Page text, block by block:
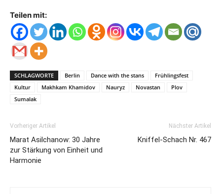
Teilen mit:
SCHLAGWORTE Berlin Dance with the stans
Frühlingsfest
Kultur
Makhkam Khamidov Nauryz Novastan
Plov
Sumalak
Vorheriger Artikel
Marat Asilchanow: 30 Jahre
zur Stärkung von Einheit und
Harmonie
Nächster Artikel
Kniffel-Schach Nr. 467